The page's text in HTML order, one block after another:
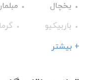
یخچال
باربیکیو
تلویزیون
+ بیشتر